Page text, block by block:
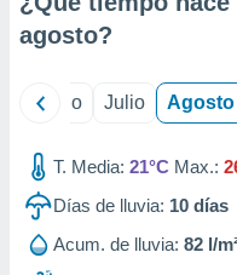
agosto?
Junio Julio Agosto
T. Media: 21°C Max.:
Días de lluvia: 10 días
Acum. de lluvia: 82 l/